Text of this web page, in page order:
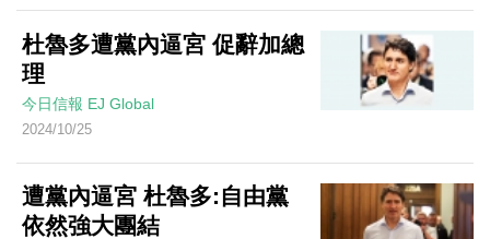
杜魯多遭黨內逼宮 促辭加總
理
今日信報 EJ Global
2024/10/25
遭黨內逼宮 杜魯多:自由黨
依然強大團結